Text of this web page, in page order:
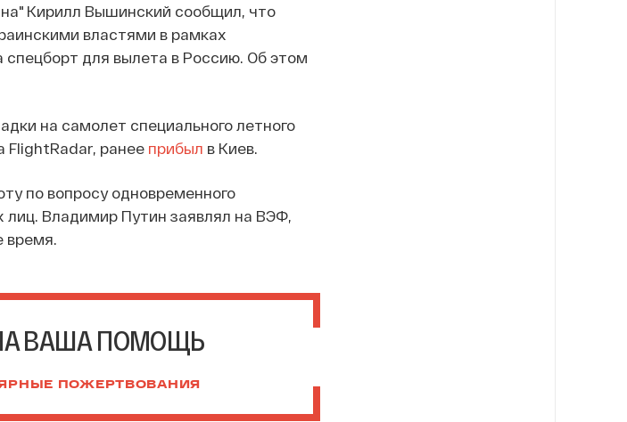
Кирилл Вышинский сообщил, что
властями в рамках
для вылета в Россию. Об этом
на самолет специального летного
FlightRadar, ранее прибыл в Киев.
по вопросу одновременного
Владимир Путин заявлял на ВЭФ,
ВАША ПОМОЩЬ
ПОЖЕРТВОВАНИЯ